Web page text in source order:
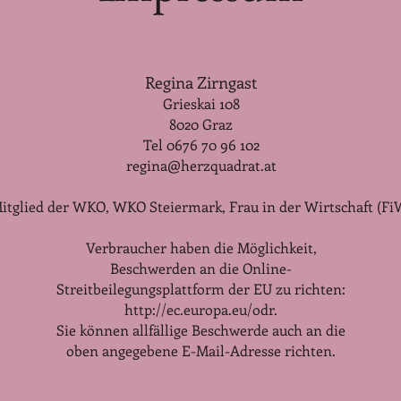
Regina Zirngast
Grieskai 108
8020 Graz
Tel 0676 70 96 102
regina@herzquadrat.at
der WKO, WKO Steiermark, Frau in der Wirtschaft
Verbraucher haben die Möglichkeit,
Beschwerden an die Online-
Streitbeilegungsplattform der EU zu richten:
http://ec.europa.eu/odr.
Sie können allfällige Beschwerde auch an die
oben angegebene E-Mail-Adresse richten.